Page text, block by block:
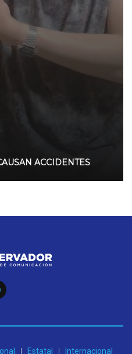
ACCIDENTES
Estatal Internacional